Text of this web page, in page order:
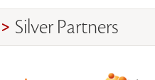
Silver Partners